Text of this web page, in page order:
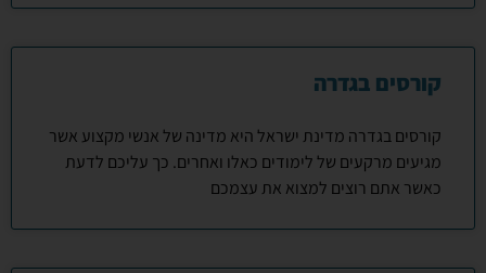
קורסים בגדרה
קורסים בגדרה מדינת ישראל היא מדינה של אנשי מקצוע אשר
מגיעים מרקעים של לימודים כאלו ואחרים. כך עליכם לדעת
כאשר אתם רוצים למצוא את עצמכם